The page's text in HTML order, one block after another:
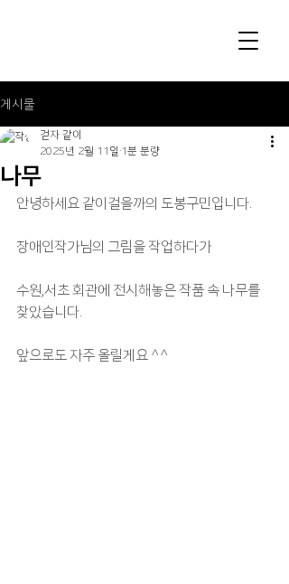
게시물
나무
걷자 같이
2025년 2월 11일 1분 분량
안녕하세요 같이걸을까의 도봉구민입니다.
장애인작가님의 그림을 작업하다가
수원,서초 회관에 전시해놓은 작품 속 나무를
찾았습니다.
앞으로도 자주 올릴게요 ^^